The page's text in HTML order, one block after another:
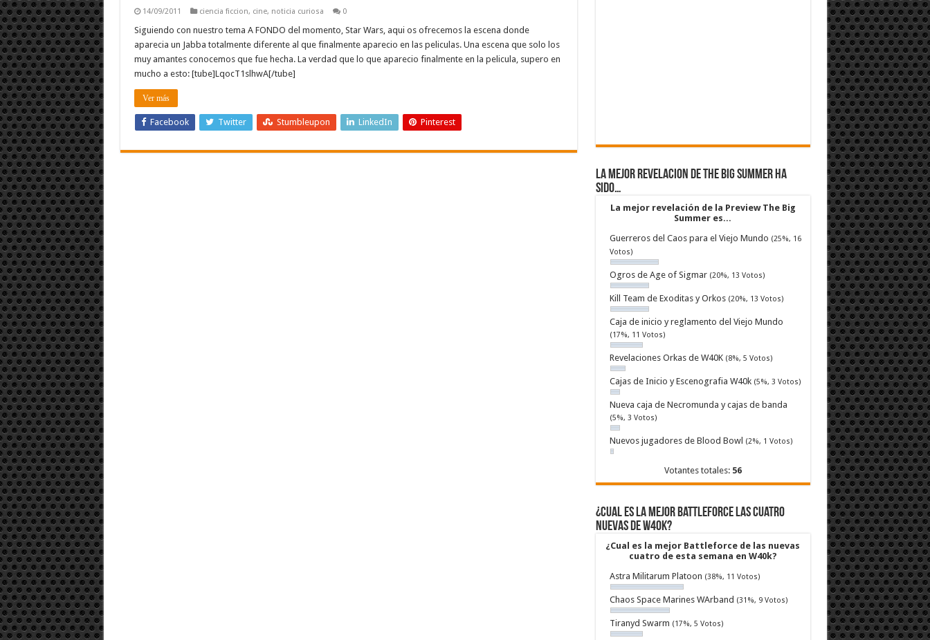
14/09/2011 ciencia ficcion, cine, noticia curiosa 0
Siguiendo con nuestro tema A FONDO del momento, Star Wars, aqui os ofrecemos la escena donde
aparecia un Jabba totalmente diferente al que finalmente aparecio en las peliculas. Una escena que solo los
muy amantes conocemos que fue hecha. La verdad que lo que aparecio finalmente en la pelicula, supero en
mucho a esto: [tube]LqocT1slhwA[/tube]
Ver más
Facebook Twitter Stumbleupon LinkedIn Pinterest
La mejor revelacion de The Big Summer ha
sido…
La mejor revelación de la Preview The Big
Summer es...
Guerreros del Caos para el Viejo Mundo (25%, 16
Votos)
Ogros de Age of Sigmar (20%, 13 Votos)
Kill Team de Exoditas y Orkos (20%, 13 Votos)
Caja de inicio y reglamento del Viejo Mundo
(17%, 11 Votos)
Revelaciones Orkas de W40K (8%, 5 Votos)
Cajas de Inicio y Escenografia W40k (5%, 3 Votos)
Nueva caja de Necromunda y cajas de banda
(5%, 3 Votos)
Nuevos jugadores de Blood Bowl (2%, 1 Votos)
Votantes totales: 56
¿Cual es la mejor Battleforce las cuatro
nuevas de W40k?
¿Cual es la mejor Battleforce de las nuevas
cuatro de esta semana en W40k?
Astra Militarum Platoon (38%, 11 Votos)
Chaos Space Marines WArband (31%, 9 Votos)
Tiranyd Swarm (17%, 5 Votos)